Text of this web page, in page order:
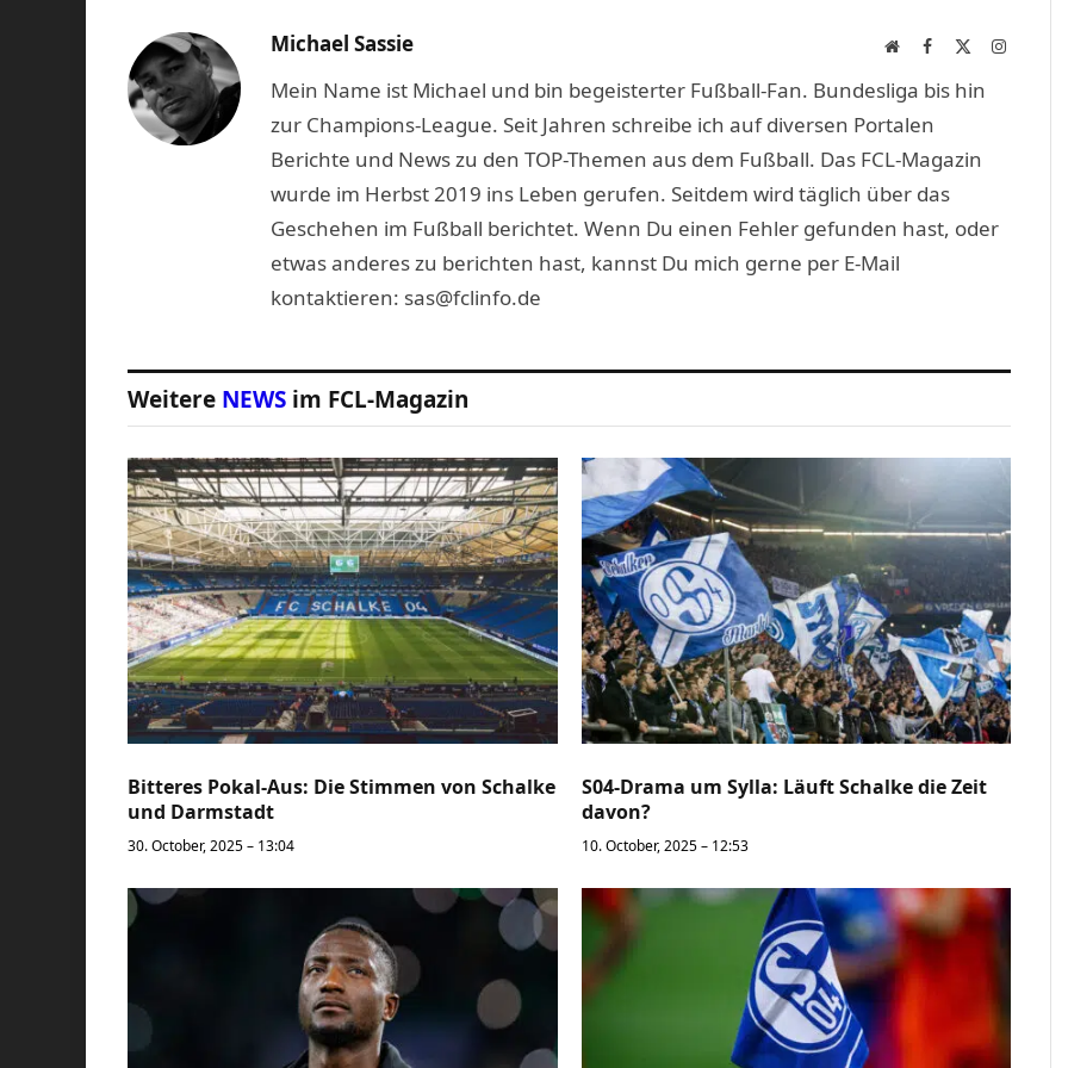
Michael Sassie WebsiteFacebook
Mein Name ist Michael und bin begeisterter Fußball-Fan. Bundesliga bis hin
zur Champions-League. Seit Jahren schreibe ich auf diversen Portalen
Berichte und News zu den TOP-Themen aus dem Fußball. Das FCL-Magazin
wurde im Herbst 2019 ins Leben gerufen. Seitdem wird täglich über das
Geschehen im Fußball berichtet. Wenn Du einen Fehler gefunden hast, oder
etwas anderes zu berichten hast, kannst Du mich gerne per E-Mail
kontaktieren: sas@fclinfo.de
Weitere NEWS im FCL-Magazin
Bitteres Pokal-Aus: Die Stimmen von Schalke
und Darmstadt
30. October, 2025 – 13:04
S04-Drama um Sylla: Läuft Schalke die Zeit
davon?
10. October, 2025 – 12:53